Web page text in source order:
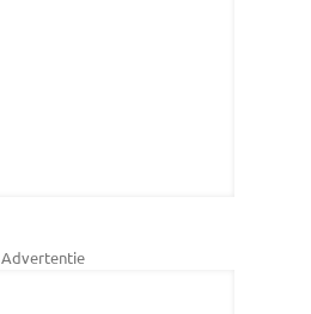
Advertentie